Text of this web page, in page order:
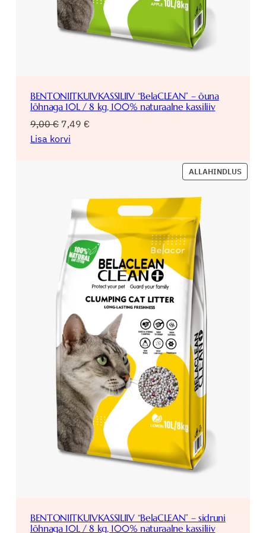
BENTONIITKUIVKASSILIIV “BelaCLEAN” – õuna
lõhnaga 10L / 8 kg, 100% naturaalne kassiliiv
9,00€ Algne
hind
7,49 €Praegune
Lisa korvi
ALLAHINDLUS
TOODE
BENTONIITKUIVKASSILIIV “BelaCLEAN” – sidruni
lõhnaga 10L / 8 kg, 100% naturaalne kassiliiv